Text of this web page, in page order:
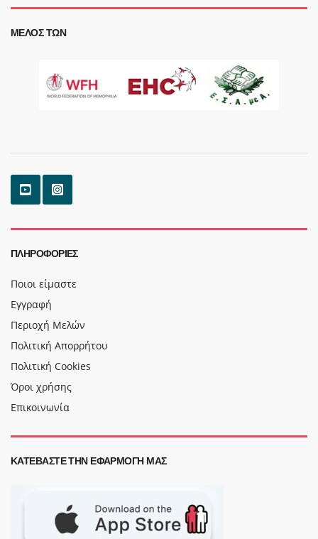
ΜΈΛΟΣ ΤΩΝ
ΠΛΗΡΟΦΟΡΊΕΣ
Ποιοι είμαστε
Εγγραφή
Περιοχή Μελών
Πολιτική Απορρήτου
Πολιτική Cookies
Όροι χρήσης
Επικοινωνία
ΚΑΤΕΒΆΣΤΕ ΤΗΝ ΕΦΑΡΜΟΓΉ ΜΑΣ